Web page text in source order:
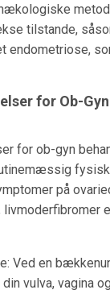
tilstande,
endometriose,
for Ob-
for ob-gyn
på
livmoderfibromer
Ved en
vulva, vagina